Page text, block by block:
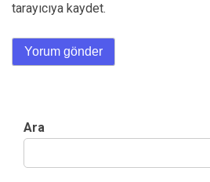
tarayıcıya kaydet.
Ara